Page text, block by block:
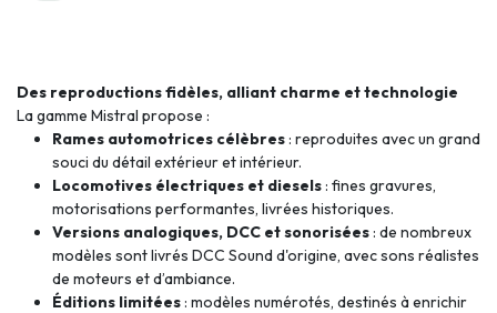
Des reproductions fidèles, alliant charme et technologie
La gamme Mistral propose :
Rames automotrices célèbres: reproduites avec un grand
souci du détail extérieur et intérieur.
Locomotives électriques et diesels: fines gravures,
motorisations performantes, livrées historiques.
Versions analogiques, DCC et sonorisées: de nombreux
modèles sont livrés DCC Sound d'origine, avec sons réalistes
de moteurs et d’ambiance.
Éditions limitées: modèles numérotés, destinés à enrichir